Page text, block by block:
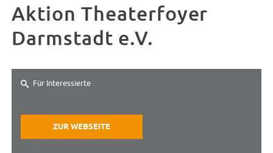
Aktion Theaterfoyer
Darmstadt e.V.
Für Interessierte
ZUR WEBSEITE